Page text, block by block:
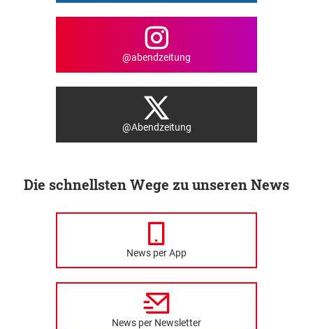
@abendzeitung
@Abendzeitung
Die schnellsten Wege zu unseren News
News per App
News per Newsletter